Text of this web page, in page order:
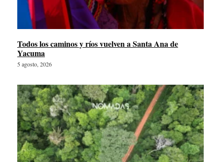
Todos los caminos y ríos vuelven a Santa Ana de
Yacuma
5 agosto, 2026